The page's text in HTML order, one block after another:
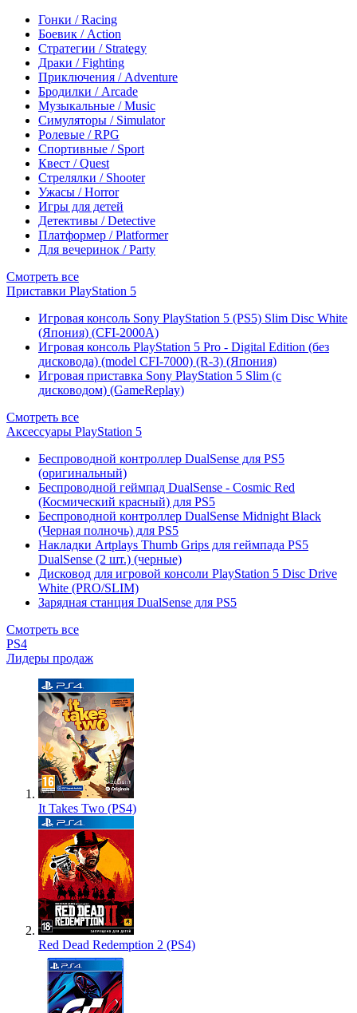
Гонки / Racing
Боевик / Action
Стратегии / Strategy
Драки / Fighting
Приключения / Adventure
Бродилки / Arcade
Музыкальные / Music
Симуляторы / Simulator
Ролевые / RPG
Спортивные / Sport
Квест / Quest
Стрелялки / Shooter
Ужасы / Horror
Игры для детей
Детективы / Detective
Платформер / Platformer
Для вечеринок / Party
Смотреть все
Приставки PlayStation 5
Игровая консоль Sony PlayStation 5 (PS5) Slim Disc White
(Япония) (CFI-2000A)
Игровая консоль PlayStation 5 Pro - Digital Edition (без
дисковода) (model CFI-7000) (R-3) (Япония)
Игровая приставка Sony PlayStation 5 Slim (с
дисководом) (GameReplay)
Смотреть все
Аксессуары PlayStation 5
Беспроводной контроллер DualSense для PS5
(оригинальный)
Беспроводной геймпад DualSense - Cosmic Red
(Космический красный) для PS5
Беспроводной контроллер DualSense Midnight Black
(Черная полночь) для PS5
Накладки Artplays Thumb Grips для геймпада PS5
DualSense (2 шт.) (черные)
Дисковод для игровой консоли PlayStation 5 Disc Drive
White (PRO/SLIM)
Зарядная станция DualSense для PS5
Смотреть все
PS4
Лидеры продаж
It Takes Two (PS4)
Red Dead Redemption 2 (PS4)